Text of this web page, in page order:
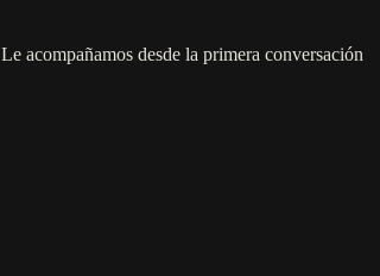
acompañamos desde la primera conversación